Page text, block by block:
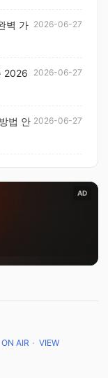
벽 가 2026-06-27
2026
2026-06-27
법 안 2026-06-27
AD
ON AIR · VIEW